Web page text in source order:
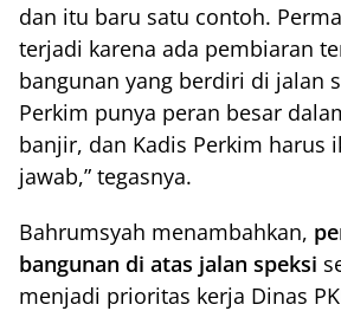
dan itu baru satu contoh.
terjadi karena ada pembiaran
bangunan yang berdiri di jalan
Perkim punya peran besar
banjir, dan Kadis Perkim harus
jawab,” tegasnya.
Bahrumsyah menambahkan,
bangunan di atas jalan speksi
menjadi prioritas kerja Dinas